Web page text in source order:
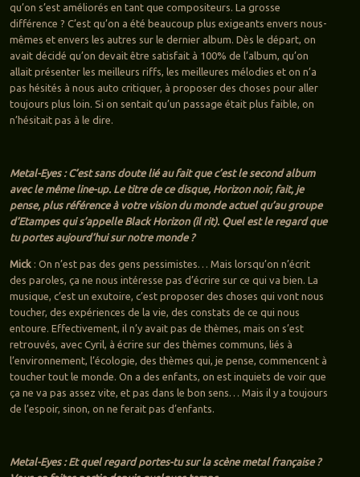
qu’on s’est améliorés en tant que compositeurs. La grosse
différence ? C’est qu’on a été beaucoup plus exigeants envers nous-
mêmes et envers les autres sur le dernier album. Dès le départ, on
avait décidé qu’on devait être satisfait à 100% de l’album, qu’on
allait présenter les meilleurs riffs, les meilleures mélodies et on n’a
pas hésités à nous auto critiquer, à proposer des choses pour aller
toujours plus loin. Si on sentait qu’un passage était plus faible, on
n’hésitait pas à le dire.
Metal-Eyes : C’est sans doute lié au fait que c’est le second album
avec le même line-up. Le titre de ce disque, Horizon noir, fait, je
pense, plus référence à votre vision du monde actuel qu’au groupe
d’Etampes qui s’appelle Black Horizon (il rit). Quel est le regard que
tu portes aujourd’hui sur notre monde ?
Mick: On n’est pas des gens pessimistes… Mais lorsqu’on n’écrit
des paroles, ça ne nous intéresse pas d’écrire sur ce qui va bien. La
musique, c’est un exutoire, c’est proposer des choses qui vont nous
toucher, des expériences de la vie, des constats de ce qui nous
entoure. Effectivement, il n’y avait pas de thèmes, mais on s’est
retrouvés, avec Cyril, à écrire sur des thèmes communs, liés à
l’environnement, l’écologie, des thèmes qui, je pense, commencent à
toucher tout le monde. On a des enfants, on est inquiets de voir que
ça ne va pas assez vite, et pas dans le bon sens… Mais il y a toujours
de l’espoir, sinon, on ne ferait pas d’enfants.
Metal-Eyes : Et quel regard portes-tu sur la scène metal française ?